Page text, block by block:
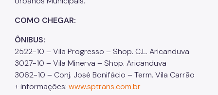
COMO CHEGAR:
ÔNIBUS:
2522-10 – Vila Progresso – Shop. C.L. Aricanduva
3027-10 – Vila Minerva – Shop. Aricanduva
3062-10 – Conj. José Bonifácio – Term. Vila Carrão
+ informações: www.sptrans.com.br